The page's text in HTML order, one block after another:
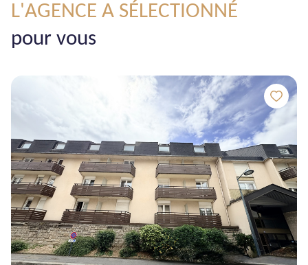
L'AGENCE A SÉLECTIONNÉ
pour vous